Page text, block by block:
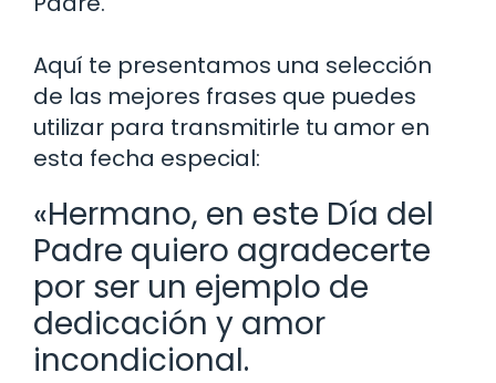
Aquí te presentamos una selección
de las mejores frases que puedes
utilizar para transmitirle tu amor en
esta fecha especial:
«Hermano, en este Día del
Padre quiero agradecerte
por ser un ejemplo de
dedicación y amor
incondicional.